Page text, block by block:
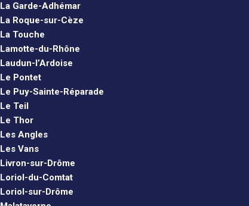
La Garde-Adhémar
La Roque-sur-Cèze
La Touche
Lamotte-du-Rhône
Laudun-l’Ardoise
Le Pontet
Le Puy-Sainte-Réparade
Le Teil
Le Thor
Les Angles
Les Vans
Livron-sur-Drôme
Loriol-du-Comtat
Loriol-sur-Drôme